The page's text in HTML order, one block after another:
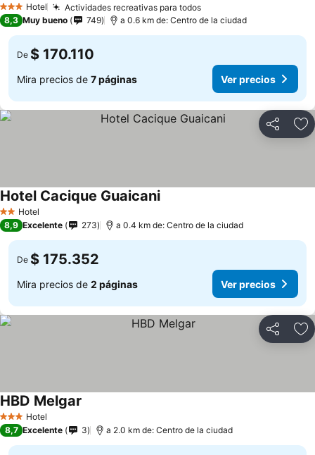
3 Estrellas
Hotel Actividades recreativas para todos
8,3 Muy bueno 749 a 0.6 km de: Centro de la ciudad
De $ 170.110
Mira precios de 7 páginas Ver precios
Compartir
2 Estrellas
Hotel
Hotel Cacique Guaicani
8,9 Excelente 273 a 0.4 km de: Centro de la ciudad
De $ 175.352
Mira precios de 2 páginas Ver precios
Compartir
3 Estrellas
Hotel
HBD Melgar
8,7 Excelente 3 a 2.0 km de: Centro de la ciudad